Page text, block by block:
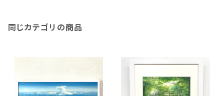
同じカテゴリの商品